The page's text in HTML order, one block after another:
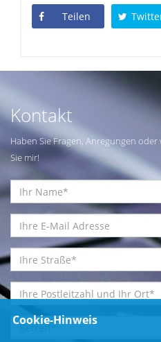
Teilen
Kontakt
Haben Sie Fragen, Anregungen
Sie mir!
Cookie-Hinweis